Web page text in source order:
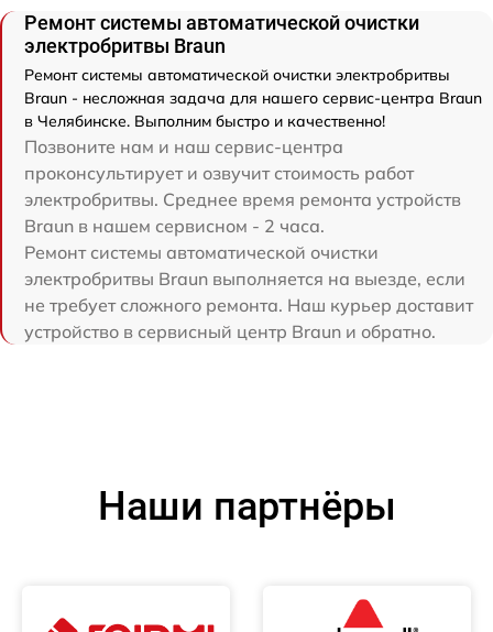
Ремонт системы автоматической очистки
электробритвы Braun
Ремонт системы автоматической очистки электробритвы
Braun - несложная задача для нашего сервис-центра Braun
в Челябинске. Выполним быстро и качественно!
Позвоните нам и наш сервис-центра
проконсультирует и озвучит стоимость работ
электробритвы. Среднее время ремонта устройств
Braun в нашем сервисном - 2 часа.
Ремонт системы автоматической очистки
электробритвы Braun выполняется на выезде, если
не требует сложного ремонта. Наш курьер доставит
устройство в сервисный центр Braun и обратно.
Наши партнёры